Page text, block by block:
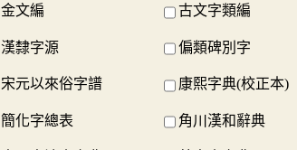
金文編 古文字類編
漢隸字源 偏類碑別字
宋元以來俗字譜 康熙字典(校正本)
簡化字總表 角川漢和辭典